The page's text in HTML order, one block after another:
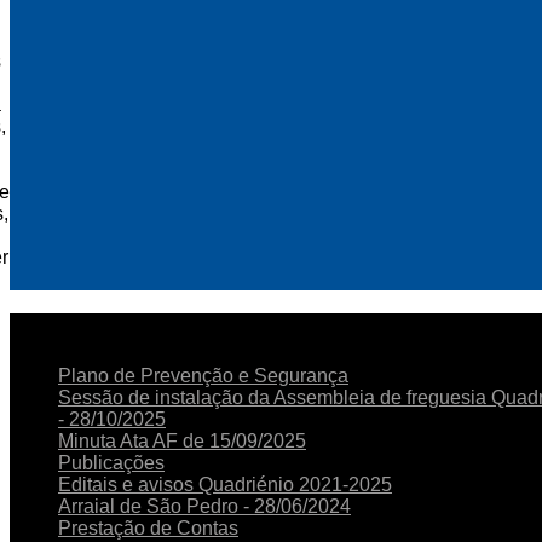
Plano de Prevenção e Segurança
Sessão de instalação da Assembleia de freguesia
- 28/10/2025
Minuta Ata AF de 15/09/2025
Publicações
Editais e avisos Quadriénio 2021-2025
Arraial de São Pedro - 28/06/2024
Prestação de Contas